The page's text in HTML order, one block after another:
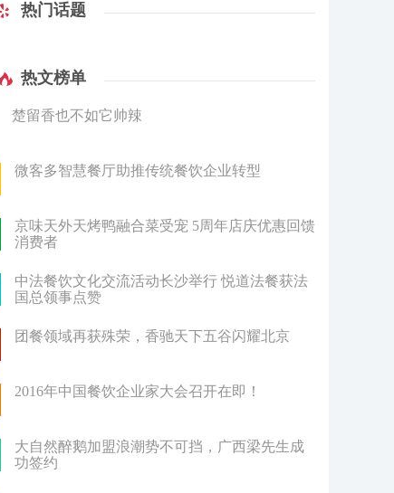
热门话题
热文榜单
楚留香也不如它帅辣
微客多智慧餐厅助推传统餐饮企业转型
京味天外天烤鸭融合菜受宠 5周年店庆优惠回馈
消费者
中法餐饮文化交流活动长沙举行 悦道法餐获法
国总领事点赞
团餐领域再获殊荣，香驰天下五谷闪耀北京
2016年中国餐饮企业家大会召开在即！
大自然醉鹅加盟浪潮势不可挡，广西梁先生成
功签约